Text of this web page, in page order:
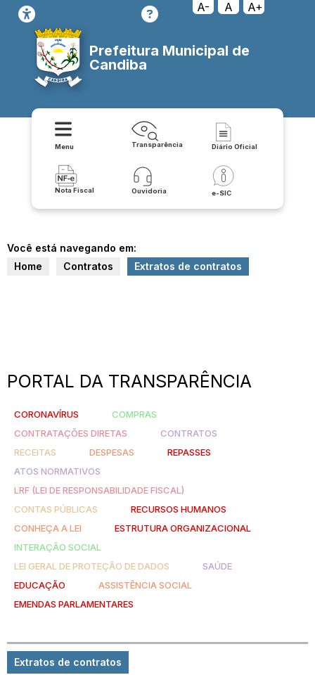
A- A A+
Prefeitura Municipal de
Candiba
Menu Transparência Diário Oficial
Nota Fiscal Ouvidoria e-SIC
Você está navegando em:
Home
Contratos Extratos de contratos
PORTAL DA TRANSPARÊNCIA
CORONAVÍRUS
COMPRAS
CONTRATAÇÕES DIRETAS
CONTRATOS
RECEITAS
DESPESAS
REPASSES
ATOS NORMATIVOS
LRF (LEI DE RESPONSABILIDADE FISCAL)
CONTAS PÚBLICAS
RECURSOS HUMANOS
CONHEÇA A LEI
ESTRUTURA ORGANIZACIONAL
INTERAÇÃO SOCIAL
LEI GERAL DE PROTEÇÃO DE DADOS
SAÚDE
EDUCAÇÃO
ASSISTÊNCIA SOCIAL
EMENDAS PARLAMENTARES
Extratos de contratos